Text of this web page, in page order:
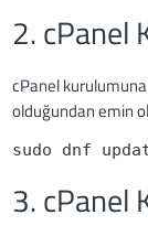
2. cPanel
cPanel
olduğundan emin
sudo dnf
3. cPanel